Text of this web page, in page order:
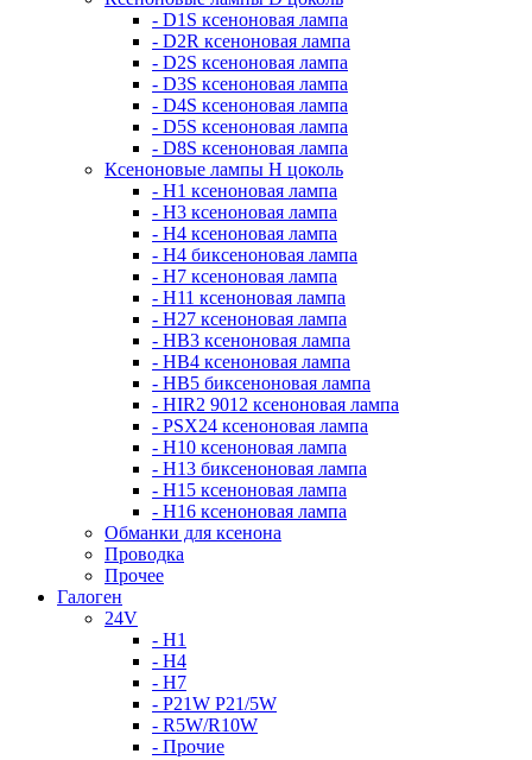
- D1S ксеноновая лампа
- D2R ксеноновая лампа
- D2S ксеноновая лампа
- D3S ксеноновая лампа
- D4S ксеноновая лампа
- D5S ксеноновая лампа
- D8S ксеноновая лампа
Ксеноновые лампы Н цоколь
- H1 ксеноновая лампа
- H3 ксеноновая лампа
- H4 ксеноновая лампа
- H4 биксеноновая лампа
- H7 ксеноновая лампа
- H11 ксеноновая лампа
- H27 ксеноновая лампа
- HB3 ксеноновая лампа
- HB4 ксеноновая лампа
- HB5 биксеноновая лампа
- HIR2 9012 ксеноновая лампа
- PSX24 ксеноновая лампа
- H10 ксеноновая лампа
- H13 биксеноновая лампа
- H15 ксеноновая лампа
- H16 ксеноновая лампа
Обманки для ксенона
Проводка
Прочее
Галоген
24V
- H1
- H4
- H7
- P21W P21/5W
- R5W/R10W
- Прочие